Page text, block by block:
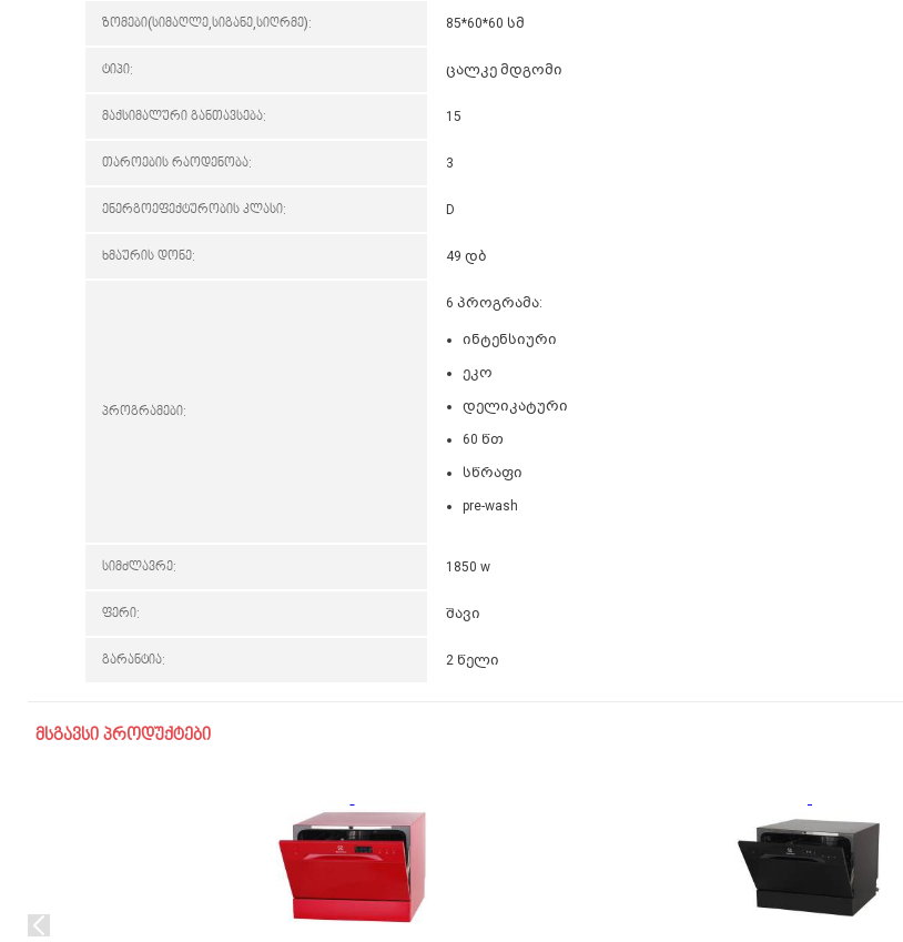
ზომები(სიმაღლე,სიგანე,სიღრმე): 85*60*60 სმ
ტიპი: ცალკე მდგომი
მაქსიმალური განთავსება: 15
თაროების რაოდენობა: 3
ენერგოეფექტურობის კლასი: D
ხმაურის დონე: 49 დბ
პროგრამები:
6 პროგრამა:
ინტენსიური
ეკო
დელიკატური
60 წთ
სწრაფი
pre-wash
სიმძლავრე: 1850 w
ფერი: შავი
გარანტია: 2 წელი
მსგავსი პროდუქტები